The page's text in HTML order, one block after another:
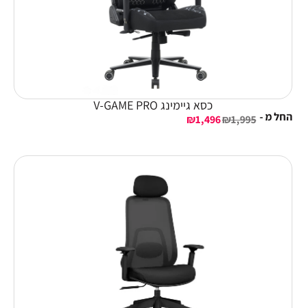
כסא גיימינג V-GAME PRO
החל מ - ₪1,995
₪1,496